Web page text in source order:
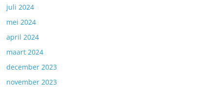
juli 2024
mei 2024
april 2024
maart 2024
december 2023
november 2023